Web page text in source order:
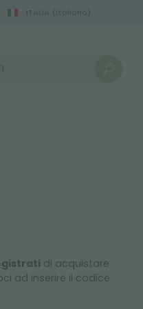
di acquistare
ad inserire il codice